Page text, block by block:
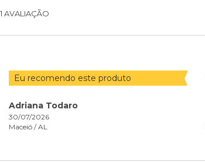
1 AVALIAÇÃO
Eu recomendo este produto
Adriana Todaro
30/07/2026
Maceió /AL